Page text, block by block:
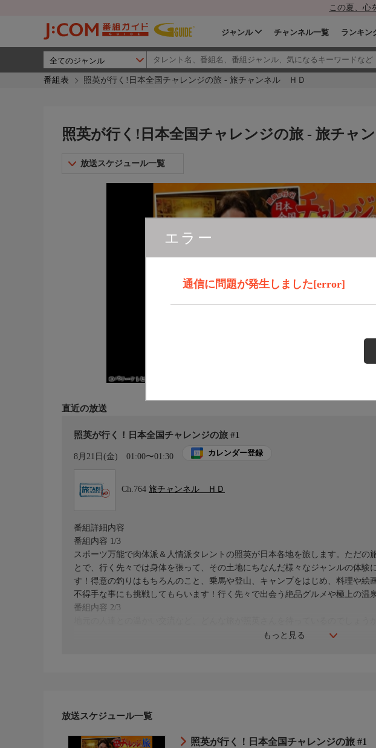
この夏、心
ジャンル チャンネル一覧 ランキン
番組表 照英が行く!日本全国チャレンジの旅 - 旅チャンネル ＨＤ
エラー
通信に問題が発生しました[error]
照英が行く!日本全国チャレンジの旅 - 旅チャ
放送スケジュール一覧
直近の放送
照英が行く！日本全国チャレンジの旅 #1
8月21日(金) 01:00〜01:30 カレンダー登録
Ch.764 旅チャンネル ＨＤ
もっと見る
番組詳細内容
番組内容 1/3
スポーツ万能で肉体派＆人情派タレントの照英が日本各地を旅します。ただの
とで、行く先々では身体を張って、その土地にちなんだ様々なジャンルの体験
す！得意の釣りはもちろんのこと、乗馬や登山、キャンプをはじめ、料理や絵
不得手な事にも挑戦してもらいます！行く先々で出会う絶品グルメや極上の温泉
番組内容 2/3
続いて訪れた漁港ではイカの一夜干し作りの体験や、温海地域の山間での赤か
放送スケジュール一覧
照英が行く！日本全国チャレンジの旅 #1